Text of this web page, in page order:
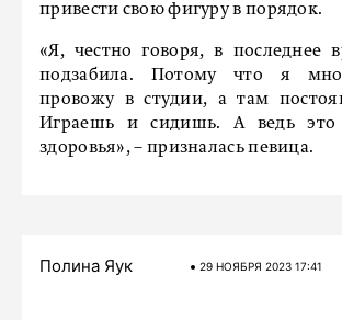
привести свою фигуру в порядок.
«Я, честно говоря, в последнее
подзабила. Потому что я
провожу в студии, а там
Играешь и сидишь. А ведь это
здоровья», – призналась певица.
Полина Яук 29 НОЯБРЯ 2023 17:41